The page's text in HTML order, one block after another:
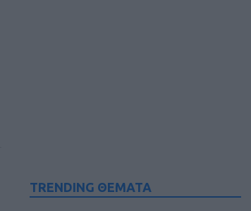
TRENDING ΘΕΜΑΤΑ